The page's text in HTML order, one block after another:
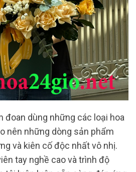
đoan dùng những các loại hoa
nên những dòng sản phẩm
và kiên cố độc nhất vô nhị.
tay nghề cao và trình độ